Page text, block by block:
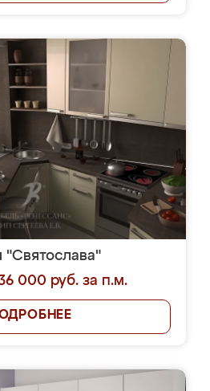
"Святослава"
000 руб. за п.м.